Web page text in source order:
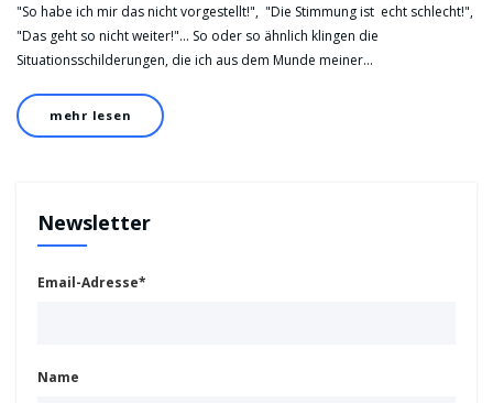
"So habe ich mir das nicht vorgestellt!", "Die Stimmung ist echt schlecht!",
"Das geht so nicht weiter!"... So oder so ähnlich klingen die
Situationsschilderungen, die ich aus dem Munde meiner…
mehr lesen
Newsletter
Email-Adresse*
Name